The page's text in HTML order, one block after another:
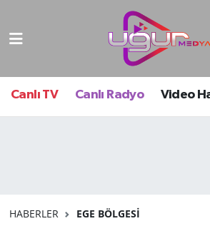
Canlı TV Canlı Radyo Video
HABERLER EGE BÖLGESI
Nöbetçi Eczaneler
Hava Durumu